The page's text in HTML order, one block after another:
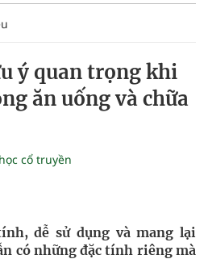
ý quan trọng khi
ăn uống và chữa
cổ truyền
dễ sử dụng và mang lại
có những đặc tính riêng mà